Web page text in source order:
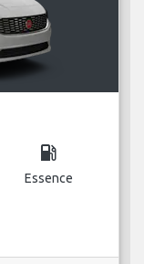
local_gas_station
Essence